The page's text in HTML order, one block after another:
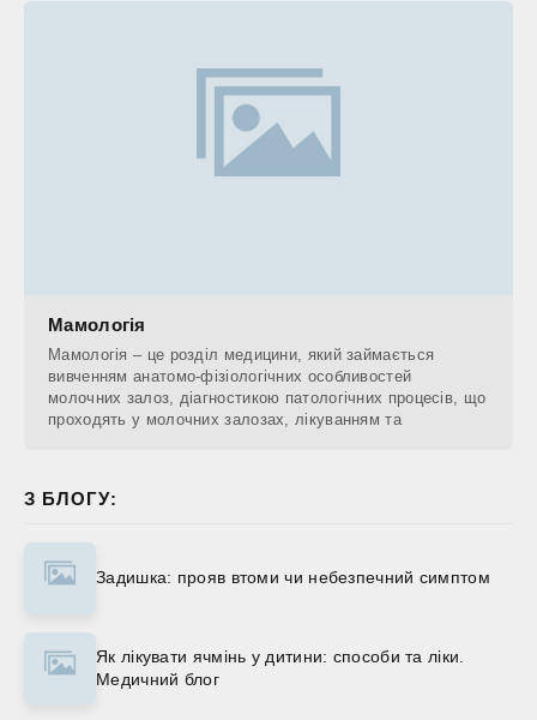
Мамологія
Мамологія – це розділ медицини, який займається
вивченням анатомо-фізіологічних особливостей
молочних залоз, діагностикою патологічних процесів, що
проходять у молочних залозах, лікуванням та
З БЛОГУ:
Задишка: прояв втоми чи небезпечний симптом
Як лікувати ячмінь у дитини: способи та ліки.
Медичний блог